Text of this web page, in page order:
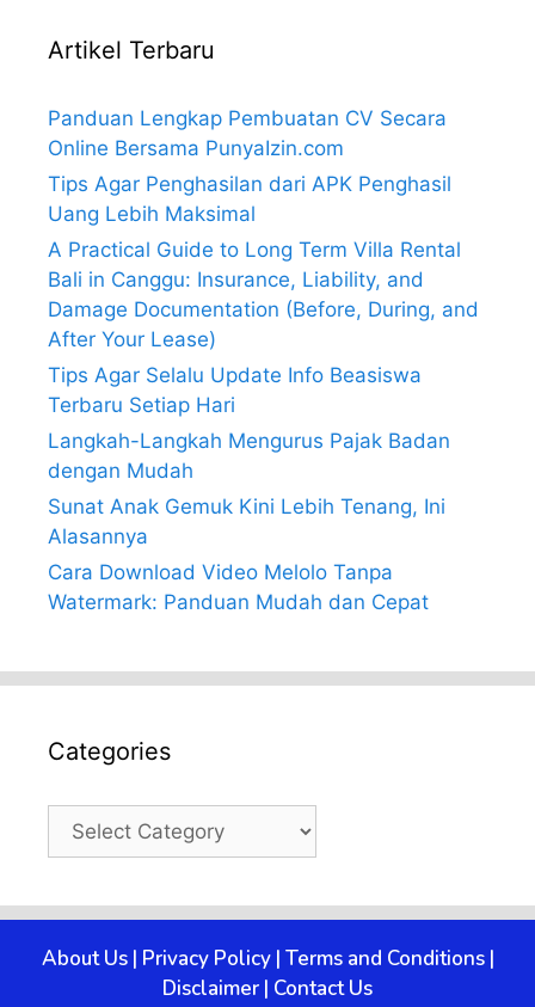
Artikel Terbaru
Panduan Lengkap Pembuatan CV Secara
Online Bersama PunyaIzin.com
Tips Agar Penghasilan dari APK Penghasil
Uang Lebih Maksimal
A Practical Guide to Long Term Villa Rental
Bali in Canggu: Insurance, Liability, and
Damage Documentation (Before, During, and
After Your Lease)
Tips Agar Selalu Update Info Beasiswa
Terbaru Setiap Hari
Langkah-Langkah Mengurus Pajak Badan
dengan Mudah
Sunat Anak Gemuk Kini Lebih Tenang, Ini
Alasannya
Cara Download Video Melolo Tanpa
Watermark: Panduan Mudah dan Cepat
Categories
Categories
About Us| Privacy Policy| Terms and Conditions|
Disclaimer | Contact Us